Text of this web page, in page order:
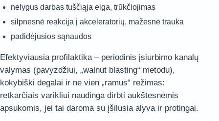
nelygus darbas tuščiąja eiga, trūkčiojimas
silpnesnė reakcija į akceleratorių, mažesnė trauka
padidėjusios sąnaudos
Efektyviausia profilaktika – periodinis įsiurbimo kanalų
valymas (pavyzdžiui, „walnut blasting“ metodu),
kokybiški degalai ir ne vien „ramus“ režimas:
retkarčiais varikliui naudinga dirbti aukštesnėmis
apsukomis, jei tai daroma su įšilusia alyva ir protingai.